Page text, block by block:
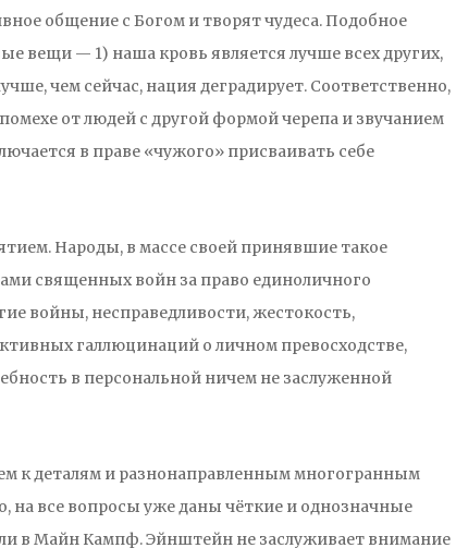
общение с Богом и творят чудеса. Подобное
вещи — 1) наша кровь является лучше всех других,
чем сейчас, нация деградирует. Соответственно,
от людей с другой формой черепа и звучанием
в праве «чужого» присваивать себе
Народы, в массе своей принявшие такое
священных войн за право единоличного
войны, несправедливости, жестокость,
галлюцинаций о личном превосходстве,
в персональной ничем не заслуженной
к деталям и разнонаправленным многогранным
на все вопросы уже даны чёткие и однозначные
в Майн Кампф. Эйнштейн не заслуживает внимание